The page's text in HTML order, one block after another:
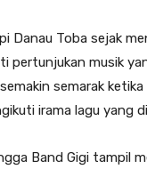
Danau Toba sejak
pertunjukan musik
semarak
irama lagu yang
Band Gigi tampil